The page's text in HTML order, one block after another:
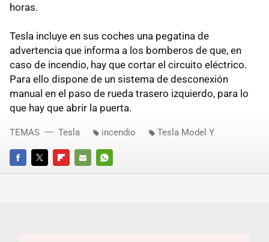
horas.
Tesla incluye en sus coches una pegatina de
advertencia que informa a los bomberos de que, en
caso de incendio, hay que cortar el circuito eléctrico.
Para ello dispone de un sistema de desconexión
manual en el paso de rueda trasero izquierdo, para lo
que hay que abrir la puerta.
FACEBOOKTWITTERFLIPBOARD
E-
WHATSAPP
TEMAS Tesla incendio Tesla Model Y